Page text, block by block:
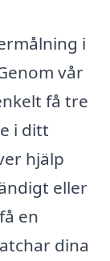
i
vår
få tre
i ditt
hjälp
eller
en
dina